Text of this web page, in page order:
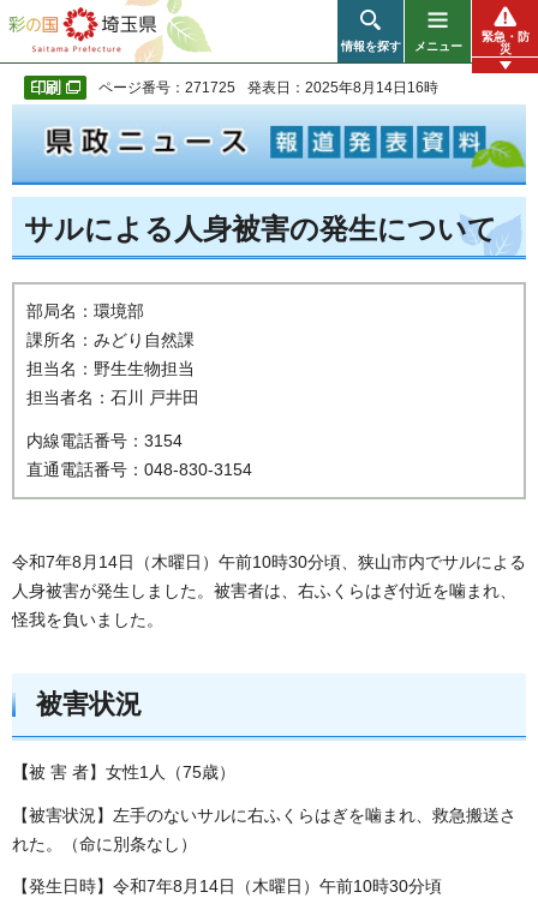
彩の国 埼玉県
情報を探す メニュー
緊急・防
災
ページ番号：271725 発表日：2025年8月14日16時
サルによる人身被害の発生について
部局名：環境部
課所名：みどり自然課
担当名：野生生物担当
担当者名：石川 戸井田
内線電話番号：3154
直通電話番号：048-830-3154
令和7年8月14日（木曜日）午前10時30分頃、狭山市内でサルによる
人身被害が発生しました。被害者は、右ふくらはぎ付近を噛まれ、
怪我を負いました。
被害状況
【被 害 者】女性1人（75歳）
【被害状況】左手のないサルに右ふくらはぎを噛まれ、救急搬送さ
れた。（命に別条なし）
【発生日時】令和7年8月14日（木曜日）午前10時30分頃